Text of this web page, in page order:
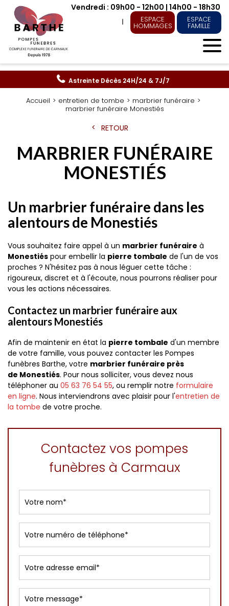
Vendredi : 09h00 - 12h00 | 14h00 - 18h30
Astreinte Décès 24H/24 & 7J/7
ESPACE
HOMMAGES
ESPACE
FAMILLE
Accueil entretien de tombe
marbrier funéraire
marbrier funéraire Monestiés
RETOUR
MARBRIER FUNÉRAIRE
MONESTIÉS
Un marbrier funéraire dans les
alentours de Monestiés
Vous souhaitez faire appel à un marbrier funéraire à
Monestiés pour embellir la pierre tombale de l'un de vos
proches ? N'hésitez pas à nous léguer cette tâche :
rigoureux, discret et à l'écoute, nous pourrons réaliser pour
vous les actions nécessaires.
Contactez un marbrier funéraire aux
alentours Monestiés
Afin de maintenir en état la pierre tombale d'un membre
de votre famille, vous pouvez contacter les Pompes
funèbres Barthe, votre marbrier funéraire près
de Monestiés. Pour nous solliciter, vous devez nous
téléphoner au 05 63 76 54 55, ou remplir notre formulaire
en ligne. Nous interviendrons avec plaisir pour l'entretien de
la tombe de votre proche.
Contactez vos pompes
funèbres à Carmaux